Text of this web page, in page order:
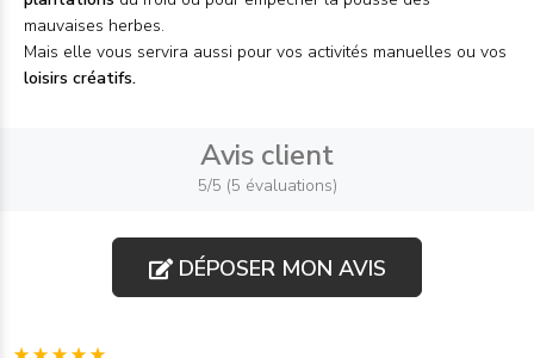
mauvaises herbes.
Mais elle vous servira aussi pour vos activités manuelles ou vos
loisirs créatifs.
Avis client
5/5 (5 évaluations)
DÉPOSER MON AVIS